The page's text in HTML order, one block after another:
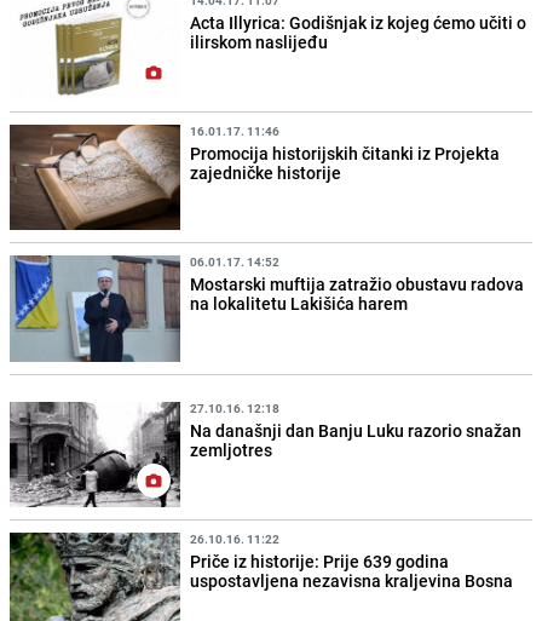
Acta Illyrica: Godišnjak iz kojeg ćemo učiti o
ilirskom naslijeđu
16.01.17. 11:46
Promocija historijskih čitanki iz Projekta
zajedničke historije
06.01.17. 14:52
Mostarski muftija zatražio obustavu radova
na lokalitetu Lakišića harem
27.10.16. 12:18
Na današnji dan Banju Luku razorio snažan
zemljotres
26.10.16. 11:22
Priče iz historije: Prije 639 godina
uspostavljena nezavisna kraljevina Bosna